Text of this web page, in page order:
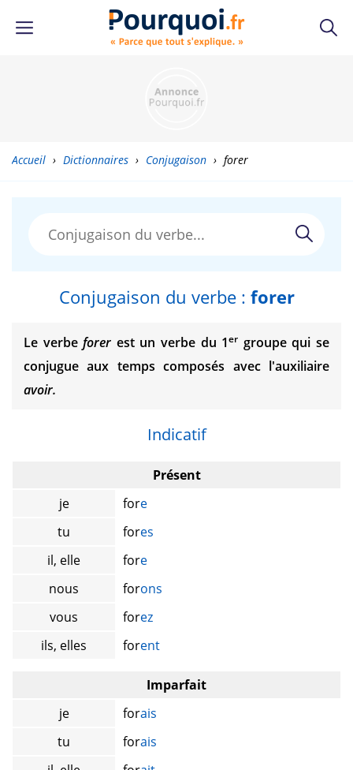
Accueil › Dictionnaires › Conjugaison › forer
Conjugaison du verbe : forer
Le verbeforer est un verbe du 1er groupe qui se
conjugue aux temps composés avec l'auxiliaire
avoir.
Indicatif
Présent
je
fore
tu
fores
il, elle
fore
nous
forons
vous
forez
ils, elles
forent
Imparfait
je
forais
tu
forais